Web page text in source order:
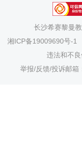
长沙希赛黎曼
湘ICP备19009690号-1
违法和不
举报/反馈/投诉邮箱